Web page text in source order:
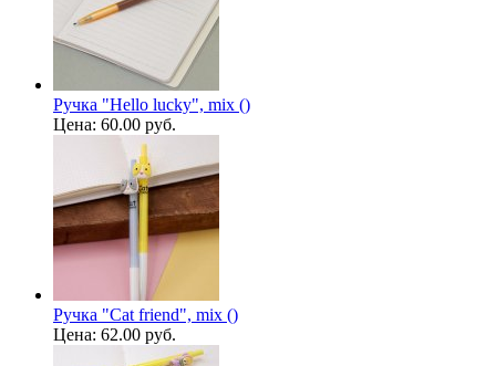
Ручка "Hello lucky", mix ()
Цена: 60.00 руб.
Ручка "Cat friend", mix ()
Цена: 62.00 руб.